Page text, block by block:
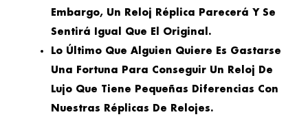
Embargo, Un Reloj Réplica Parecerá Y Se
Sentirá Igual Que El Original.
Lo Último Que Alguien Quiere Es Gastarse
Una Fortuna Para Conseguir Un Reloj De
Lujo Que Tiene Pequeñas Diferencias Con
Nuestras Réplicas De Relojes.